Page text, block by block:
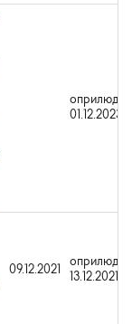
01.12.2023
09.12.2021
13.12.2021